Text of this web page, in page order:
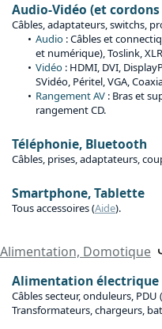
Audio-Vidéo (et
Câbles, adaptateurs, switchs,
Audio : Câbles et
et numérique), Toslink,
Vidéo : HDMI, DVI,
SVidéo, Péritel, VGA,
Rangement AV : Bras et
rangement CD.
Téléphonie, Bluetooth
Câbles, prises, adaptateurs,
Smartphone, Tablette
Tous accessoires (Aide).
Alimentation, Domotique
Alimentation électrique
Câbles secteur, onduleurs, PDU (
Transformateurs, chargeurs,